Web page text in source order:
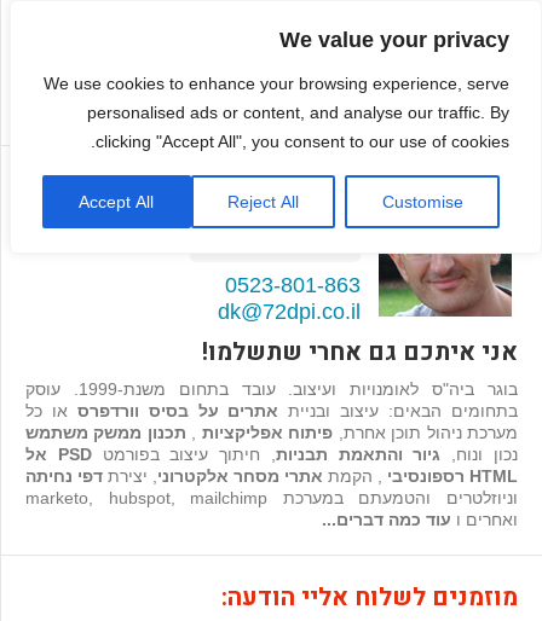
We value your privacy
We use cookies to enhance your browsing experience, serve
personalised ads or content, and analyse our traffic. By
clicking "Accept All", you consent to our use of cookies.
Customise
Reject All
Accept All דמיטרי קגן
בונה אתרים ואפליקציות
0523-801-863
dk@72dpi.co.il
אני איתכם גם אחרי שתשלמו!
בוגר ביה"ס לאומנויות ועיצוב. עובד בתחום משנת-1999. עוסק
בתחומים הבאים: עיצוב ובניית אתרים על בסיס וורדפרס או כל
מערכת ניהול תוכן אחרת, פיתוח אפליקציות
תכנון ממשק משתמש
נכון ונוח, גיור והתאמת תבניות , חיתוך עיצוב בפורמט
PSD אל
HTML רספונסיבי
, הקמת אתרי מסחר אלקטרוני , יצירת דפי נחיתה
וניוזלטרים והטמעתם במערכת marketo, hubspot, mailchimp
ואחרים ו עוד כמה דברים...
מוזמנים לשלוח אליי הודעה: